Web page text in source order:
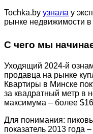
Tochka.by узнала у
рынке недвижимости
С чего мы
Уходящий 2024-й
продавца на рынке
Квартиры в Минске
за квадратный метр в
максимума – более
Для понимания:
показатель 2013 года